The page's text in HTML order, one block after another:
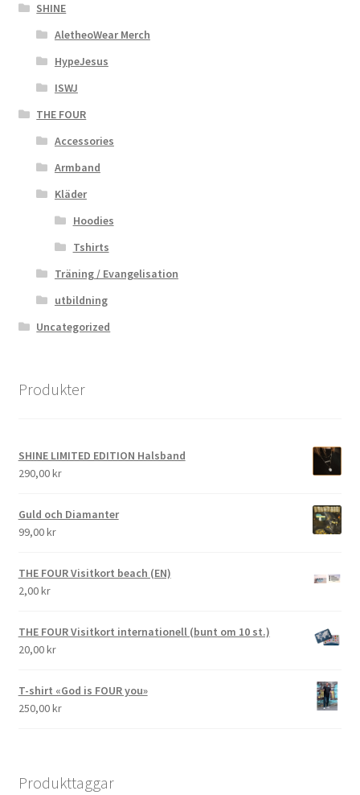
SHINE
AletheoWear Merch
HypeJesus
ISWJ
THE FOUR
Accessories
Armband
Kläder
Hoodies
Tshirts
Träning / Evangelisation
utbildning
Uncategorized
Produkter
SHINE LIMITED EDITION Halsband
290,00kr
Guld och Diamanter
99,00kr
THE FOUR Visitkort beach (EN)
2,00kr
THE FOUR Visitkort internationell (bunt om 10 st.)
20,00kr
T-shirt «God is FOUR you»
250,00kr
Produkttaggar